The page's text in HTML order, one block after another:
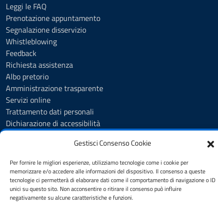
Gestisci Consenso Cookie
Per fornire le migliori esperienze, utilizziamo tecnologie come i cookie per
memorizzare e/o accedere alle informazioni del dispositivo. Il consenso a queste
tecnologie ci permetterà di elaborare dati come il comportamento di navigazione o ID
unici su questo sito. Non acconsentire o ritirare il consenso può influire
negativamente su alcune caratteristiche e funzioni.
Leggi le FAQ
Prenotazione appuntamento
Segnalazione disservizio
Whistleblowing
Feedback
Richiesta assistenza
Albo pretorio
Amministrazione trasparente
Servizi online
Trattamento dati personali
Dichiarazione di accessibilità
Facebook